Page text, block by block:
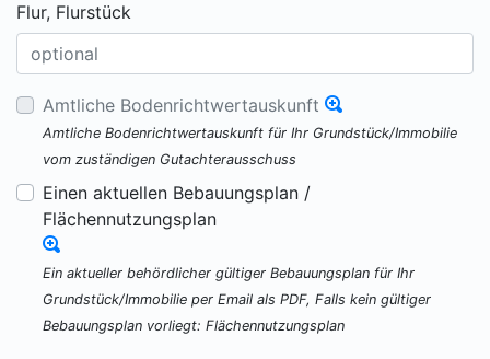
Flur, Flurstück
Amtliche Bodenrichtwertauskunft
Amtliche Bodenrichtwertauskunft für Ihr Grundstück/Immobilie
vom zuständigen Gutachterausschuss
Einen aktuellen Bebauungsplan /
Flächennutzungsplan
Ein aktueller behördlicher gültiger Bebauungsplan für Ihr
Grundstück/Immobilie per Email als PDF, Falls kein gültiger
Bebauungsplan vorliegt: Flächennutzungsplan